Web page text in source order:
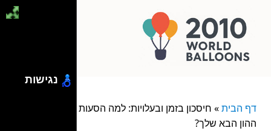
דף הבית» חיסכון בזמן ובעלויות: למה הסעות מאורגנות הן
ההון הבא שלך?
נגישות